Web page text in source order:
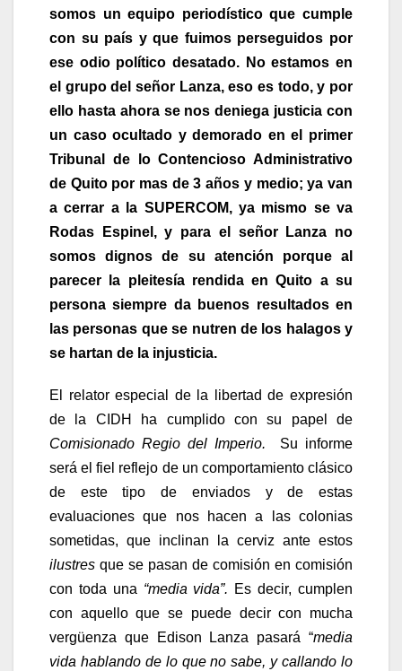
somos un equipo periodístico que cumple
con su país y que fuimos perseguidos por
ese odio político desatado. No estamos en
el grupo del señor Lanza, eso es todo, y por
ello hasta ahora se nos deniega justicia con
un caso ocultado y demorado en el primer
Tribunal de lo Contencioso Administrativo
de Quito por mas de 3 años y medio; ya van
a cerrar a la SUPERCOM, ya mismo se va
Rodas Espinel, y para el señor Lanza no
somos dignos de su atención porque al
parecer la pleitesía rendida en Quito a su
persona siempre da buenos resultados en
las personas que se nutren de los halagos y
se hartan de la injusticia.
El relator especial de la libertad de expresión
de la CIDH ha cumplido con su papel de
Comisionado Regio del Imperio.
Su informe
será el fiel reflejo de un comportamiento clásico
de este tipo de enviados y de estas
evaluaciones que nos hacen a las colonias
sometidas, que inclinan la cerviz ante estos
ilustres que se pasan de comisión en comisión
con toda una “media vida”. Es decir, cumplen
con aquello que se puede decir con mucha
vergüenza que Edison Lanza pasará “media
vida hablando de lo que no sabe, y callando lo